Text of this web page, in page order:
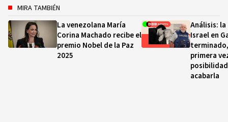
MIRA TAMBIÉN
La venezolana María
Corina Machado recibe el
premio Nobel de la Paz
2025
Análisis:
Israel en
primera
acabarla